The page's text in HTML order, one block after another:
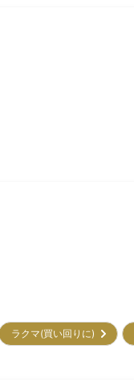
ラクマ(買い回りに)